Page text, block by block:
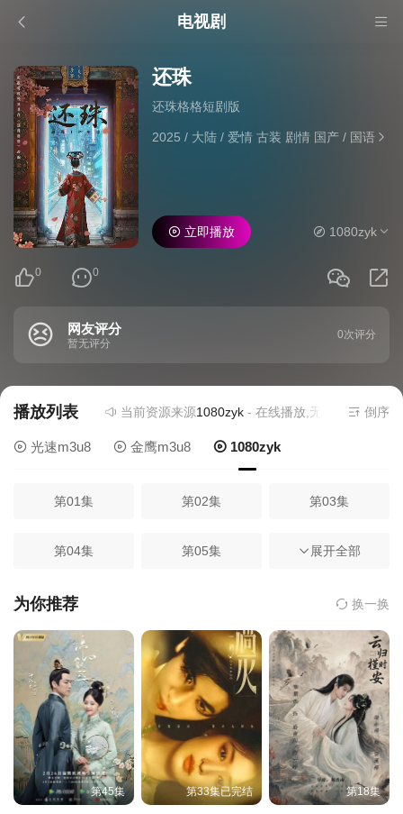
电视剧
还珠
还珠格格短剧版
2025 / 大陆 / 爱情 古装 剧情 国产/ 国语
0 0
立即播放 1080zyk
网友评分
暂无评分
0次评分
播放列表 当前资源来源1080zyk- 在线播放,无需安装播放器
倒序
光速m3u8 金鹰m3u8 1080zyk
第01集 第02集 第03集
第04集 第05集 第06集
第07集 第09集
第10集 第11集 第12集
第13集 第14集 第15集
第16集 第17集 第18集
第19集 第20集 第21集
展开全部
为你推荐 换一换
第45集 第33集已完结 第18集